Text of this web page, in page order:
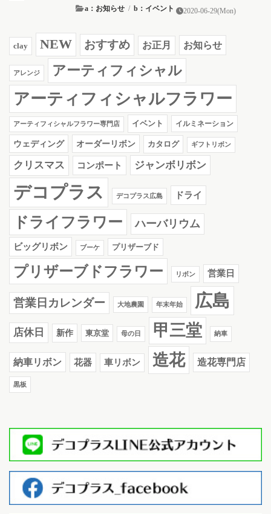
2020-06-29(Mon)
a：お知らせ / b：イベント
clay NEW おすすめ お正月 お知らせ
アレンジ アーティフィシャル
アーティフィシャルフラワー
アーティフィシャルフラワー専門店 イベント イルミネーション
ウェディング オーダーリボン カタログ ギフトリボン
クリスマス コンポート ジャンボリボン
デコプラス デコプラス広島 ドライ
ドライフラワー ハーバリウム
ビッグリボン ブーケ プリザーブド
プリザーブドフラワー リボン 営業日
営業日カレンダー 大地農園 年末年始 広島
店休日 新作 東京堂 母の日 甲三堂 納車
納車リボン 花器 車リボン 造花 造花専門店
黒板